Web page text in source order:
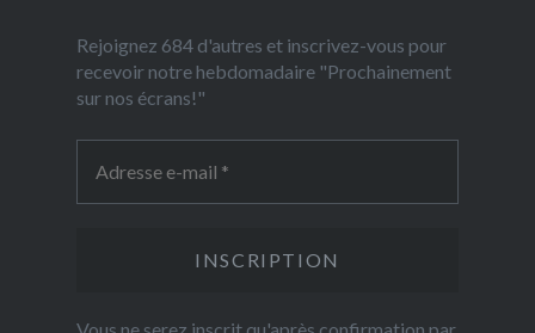
Rejoignez 684 d'autres et inscrivez-vous pour
recevoir notre hebdomadaire "Prochainement
sur nos écrans!"